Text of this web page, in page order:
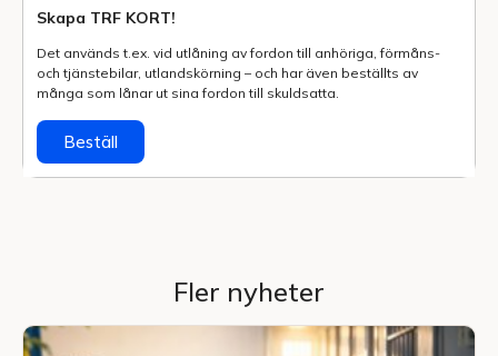
Skapa TRF KORT!
Det används t.ex. vid utlåning av fordon till anhöriga, förmåns-
och tjänstebilar, utlands­körning – och har även beställts av
många som lånar ut sina fordon till skuldsatta.
Beställ
Fler nyheter